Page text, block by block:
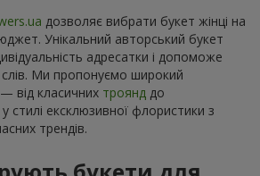
дозволяє вибрати букет жінці на
Унікальний авторський букет
адресатки і допоможе
слів. Ми пропонуємо широкий
від класичних троянд до
стилі ексклюзивної флористики з
трендів.